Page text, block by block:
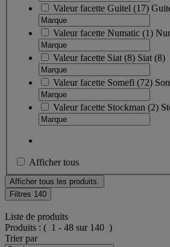
Valeur facette Guitel (17)
Valeur facette Numatic (1)
Valeur facette Siat (8) Siat (8)
Valeur facette Somefi (72)
Valeur facette Stockman (2)
Afficher tous
Afficher tous les produits.
Filtres 140
Liste de produits
Produits : ( 1 - 48 sur 140 )
Trier par